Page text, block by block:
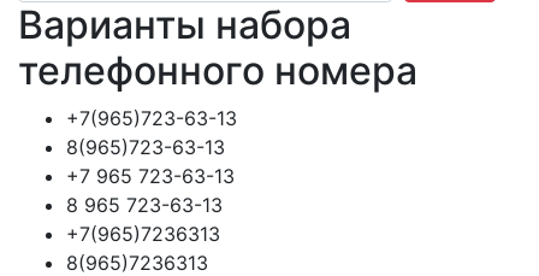
Варианты набора
телефонного номера
+7(965)723-63-13
8(965)723-63-13
+7 965 723-63-13
8 965 723-63-13
+7(965)7236313
8(965)7236313